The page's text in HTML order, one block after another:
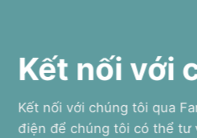
Kết nối với
Kết nối với chúng tôi qua
điện để chúng tôi có thể tư